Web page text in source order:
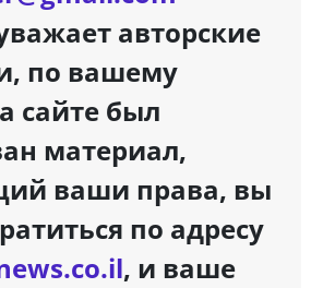
авторские
по вашему
сайте был
материал,
ваши права, вы
по адресу
, и ваше